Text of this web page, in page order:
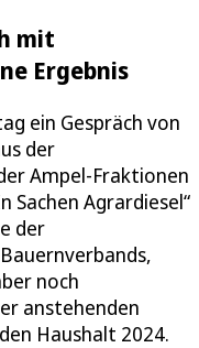
mit
Ergebnis
ein Gespräch von
der
Ampel-Fraktionen
Sachen Agrardiesel“
der
noch
anstehenden
Haushalt 2024.